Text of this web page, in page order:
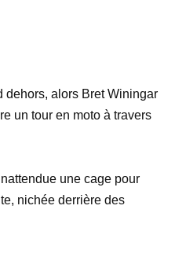
dehors, alors Bret Winingar
un tour en moto à travers
une cage pour
nichée derrière des